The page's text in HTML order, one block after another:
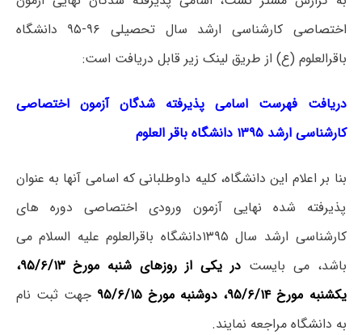
اختصاصی کارشناسی ارشد سال تحصیلی ۹۶-۹۵ دانشگاه
باقرالعلوم (ع) از طریق لینک زیر قابل دریافت است:
دریافت فهرست اسامی پذیرفته شدگان آزمون اختصاصی
کارشناسی ارشد ۱۳۹۵ دانشگاه باقر العلوم
بنا بر اعلام این دانشگاه، کلیه داوطلبانی که اسامی آنها به عنوان
پذیرفته شده نهایی آزمون ورودی اختصاصی دوره های
کارشناسی ارشد سال ۱۳۹۵دانشگاه باقرالعلوم علیه السلام می
باشد،می بایست
در یکی از روزهای شنبه مورخ ۹۵/۶/۱۳،
یکشنبه مورخ ۹۵/۶/۱۴، دوشنبه مورخ ۹۵/۶/۱۵
جهت ثبت نام
به دانشگاه مراجعه نمایند.